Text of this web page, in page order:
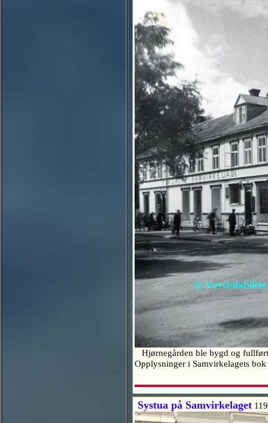
Hjørnegården ble bygd og
Opplysninger i Samvirkelagets
Systua på Samvirkelaget